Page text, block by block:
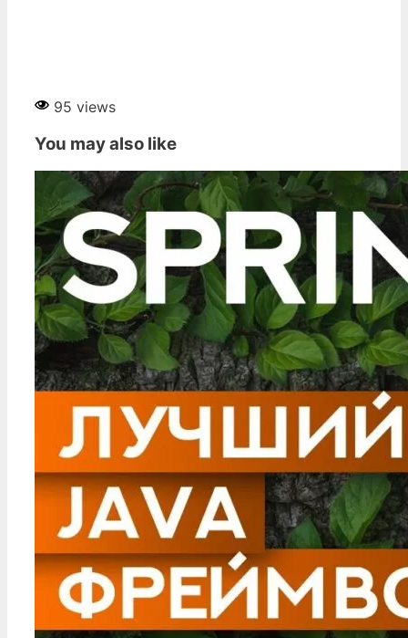
95 views
You may also like